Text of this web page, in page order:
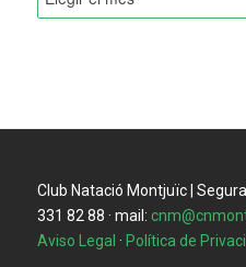
Club Natació Montjuïc |
331 82 88 · mail:
Aviso Legal · Política de